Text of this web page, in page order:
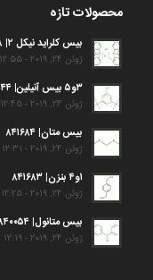
محصولات تازه
بیس کلراید نیکل ۲| ۸۱۸۱۵۸
ژوئن 24, 2019 - 12:55 ب.ظ
۳و۵ بیس آنیلین| ۸۴۱۱۴۴
ژوئن 24, 2019 - 12:45 ب.ظ
بیس متان| ۸۴۱۶۸۴
ژوئن 24, 2019 - 12:31 ب.ظ
۱و۴ بنزن| ۸۴۱۶۸۳
ژوئن 24, 2019 - 12:25 ب.ظ
بیس متانول| ۸۴۰۰۵۴
ژوئن 24, 2019 - 12:19 ب.ظ